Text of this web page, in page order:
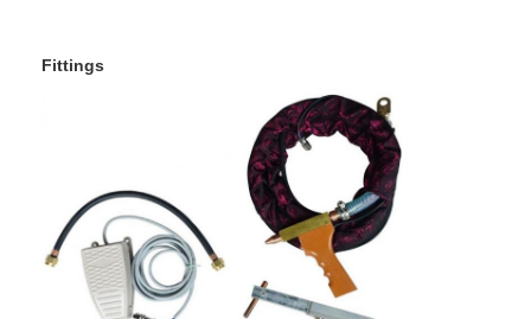
notizie
Tutti i casi
Parla adesso.
Fittings